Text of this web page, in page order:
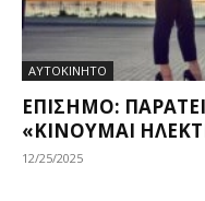
ΑΥΤΟΚΙΝΗΤΟ
ΕΠΊΣΗΜΟ:
«ΚΙΝΟΎΜΑΙ
12/25/2025